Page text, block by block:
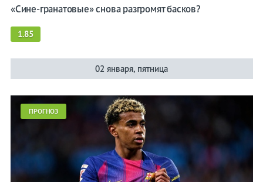
«Сине-гранатовые» снова разгромят басков?
1.85
02 января, пятница
ПРОГНОЗ